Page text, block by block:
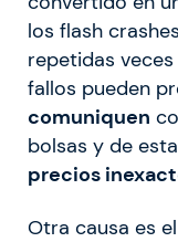
los flash
repetidas veces
fallos pueden
comuniquen
bolsas y de
precios
Otra causa es el